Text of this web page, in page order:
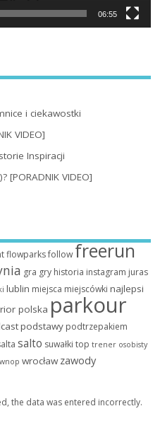
06:55
i ciekawostki
VIDEO]
Inspiracji
[PORADNIK VIDEO]
flowparks followfreerun
gra gry historia instagram juras
lublin miejsca miejscówki najlepsi
polska parkour
podstawy podtrzepakiem
salto suwałki top trener osobisty
wnop wrocławzawody
the data was entered incorrectly.